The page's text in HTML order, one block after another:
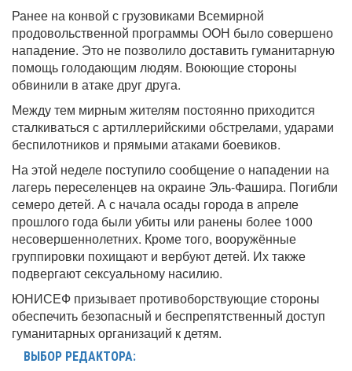
Ранее на конвой с грузовиками Всемирной
продовольственной программы ООН было совершено
нападение. Это не позволило доставить гуманитарную
помощь голодающим людям. Воюющие стороны
обвинили в атаке друг друга.
Между тем мирным жителям постоянно приходится
сталкиваться с артиллерийскими обстрелами, ударами
беспилотников и прямыми атаками боевиков.
На этой неделе поступило сообщение о нападении на
лагерь переселенцев на окраине Эль-Фашира. Погибли
семеро детей. А с начала осады города в апреле
прошлого года были убиты или ранены более 1000
несовершеннолетних. Кроме того, вооружённые
группировки похищают и вербуют детей. Их также
подвергают сексуальному насилию.
ЮНИСЕФ призывает противоборствующие стороны
обеспечить безопасный и беспрепятственный доступ
гуманитарных организаций к детям.
ВЫБОР РЕДАКТОРА: